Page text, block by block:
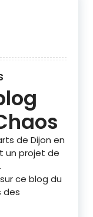
de Dijon en
un projet de
ce blog du
des